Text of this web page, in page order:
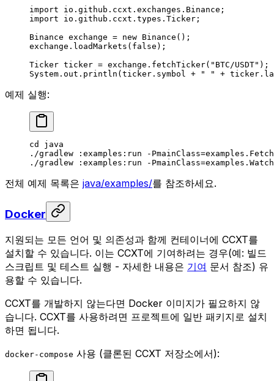
import io.github.ccxt.exchanges.Binance;
import io.github.ccxt.types.Ticker;
Binance exchange = new Binance ();
exchange. loadMarkets ( false );
Ticker ticker = exchange. fetchTicker( "BTC/USDT" );
System.out. println (ticker.symbol + " " +
예제 실행:
cd
java
./gradlew :examples:run -
./gradlew :examples:run -
전체 예제 목록은 java/examples/를 참조하세요.
Docker
지원되는 모든 언어 및 의존성과 함께 컨테이너에 CCXT를
설치할 수 있습니다. 이는 CCXT에 기여하려는 경우(예: 빌드
스크립트 및 테스트 실행 - 자세한 내용은 기여 문서 참조) 유
용할 수 있습니다.
CCXT를 개발하지 않는다면 Docker 이미지가 필요하지 않
습니다. CCXT를 사용하려면 프로젝트에 일반 패키지로 설치
하면 됩니다.
docker-compose 사용 (클론된 CCXT 저장소에서):